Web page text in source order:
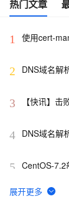
热门文章
1 使用cert-
2 DNS域名解
3
【快讯】
4 DNS域名解
5 CentOS-7.2
6 安全开发实